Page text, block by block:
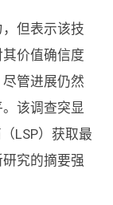
但表示该技
价值确信度
管进展仍然
该调查突显
LSP）获取最
究的摘要强